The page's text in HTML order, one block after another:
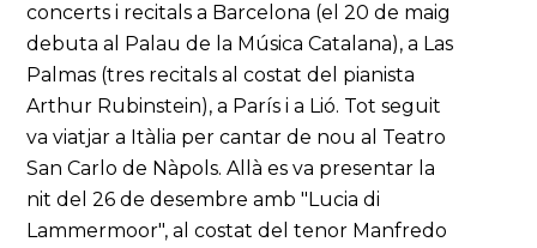
concerts i recitals a Barcelona (el 20 de maig
debuta al Palau de la Música Catalana), a Las
Palmas (tres recitals al costat del pianista
Arthur Rubinstein), a París i a Lió. Tot seguit
va viatjar a Itàlia per cantar de nou al Teatro
San Carlo de Nàpols. Allà es va presentar la
nit del 26 de desembre amb "Lucia di
Lammermoor", al costat del tenor Manfredo